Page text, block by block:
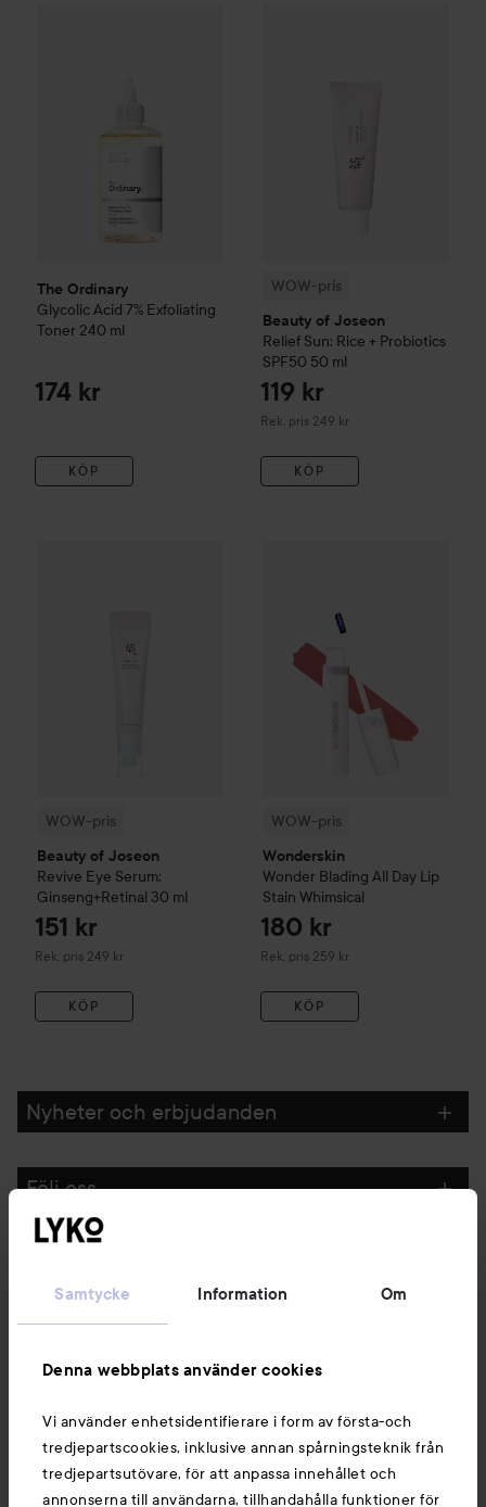
Samtycke Information Om
Denna webbplats använder cookies
Vi använder enhetsidentifierare i form av första-och
tredjepartscookies, inklusive annan spårningsteknik från
tredjepartsutövare, för att anpassa innehållet och
annonserna till användarna, tillhandahålla funktioner för
The Ordinary
Glycolic Acid 7% Exfoliating
Toner 240 ml
174 kr
KÖP
WOW-pris
Beauty of Joseon
Relief Sun: Rice + Probiotics
SPF50 50 ml
119 kr
Rek. pris 249 kr
Rekommenderat pris 249 kr
KÖP
WOW-pris
Beauty of Joseon
Revive Eye Serum:
Ginseng+Retinal 30 ml
151 kr
Rek. pris 249 kr
Rekommenderat pris 249 kr
KÖP
WOW-pris
Wonderskin
Wonder Blading All Day Lip
Stain Whimsical
180 kr
Rek. pris 259 kr
Rekommenderat pris 259 kr
KÖP
Nyheter och erbjudanden
Följ oss
Du kanske också gillar